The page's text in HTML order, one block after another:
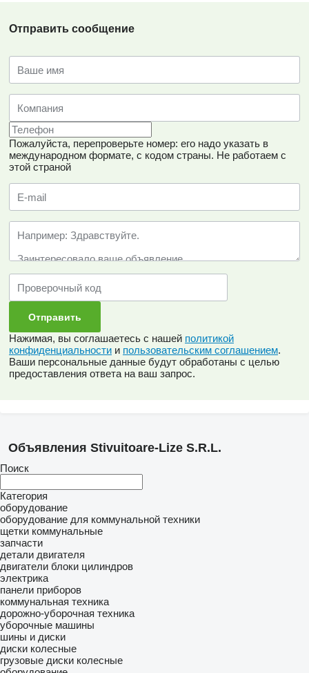
Отправить сообщение
Пожалуйста, перепроверьте номер: его надо указать в
международном формате, с кодом страны. Не работаем с
этой страной
Нажимая, вы соглашаетесь с нашей политикой
конфиденциальности и пользовательским соглашением.
Ваши персональные данные будут обработаны с целью
предоставления ответа на ваш запрос.
Объявления Stivuitoare-Lize S.R.L.
Поиск
Категория
оборудование
оборудование для коммунальной техники
щетки коммунальные
запчасти
детали двигателя
двигатели блоки цилиндров
электрика
панели приборов
коммунальная техника
дорожно-уборочная техника
уборочные машины
шины и диски
диски колесные
грузовые диски колесные